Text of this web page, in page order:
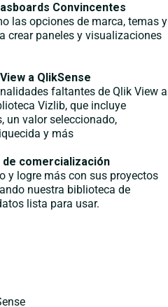
Convincentes
las opciones de marca, temas y
crear paneles y visualizaciones
View a QlikSense
faltantes de Qlik View a
Vizlib, que incluye
un valor seleccionado,
y más
comercialización
y logre más con sus proyectos
nuestra biblioteca de
lista para usar.